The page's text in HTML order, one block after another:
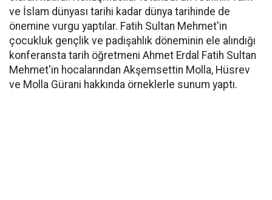
ve İslam dünyası tarihi kadar dünya tarihinde de
önemine vurgu yaptılar. Fatih Sultan Mehmet'in
çocukluk gençlik ve padişahlık döneminin ele alındığı
konferansta tarih öğretmeni Ahmet Erdal Fatih Sultan
Mehmet'in hocalarından Akşemsettin Molla, Hüsrev
ve Molla Gürani hakkında örneklerle sunum yaptı.